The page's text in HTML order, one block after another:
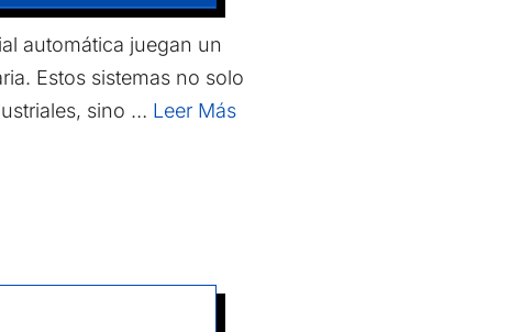
automática juegan un
Estos sistemas no solo
sino … Leer Más